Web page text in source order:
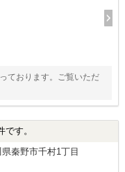
ております。ご覧いただ
す。
秦野市千村1丁目